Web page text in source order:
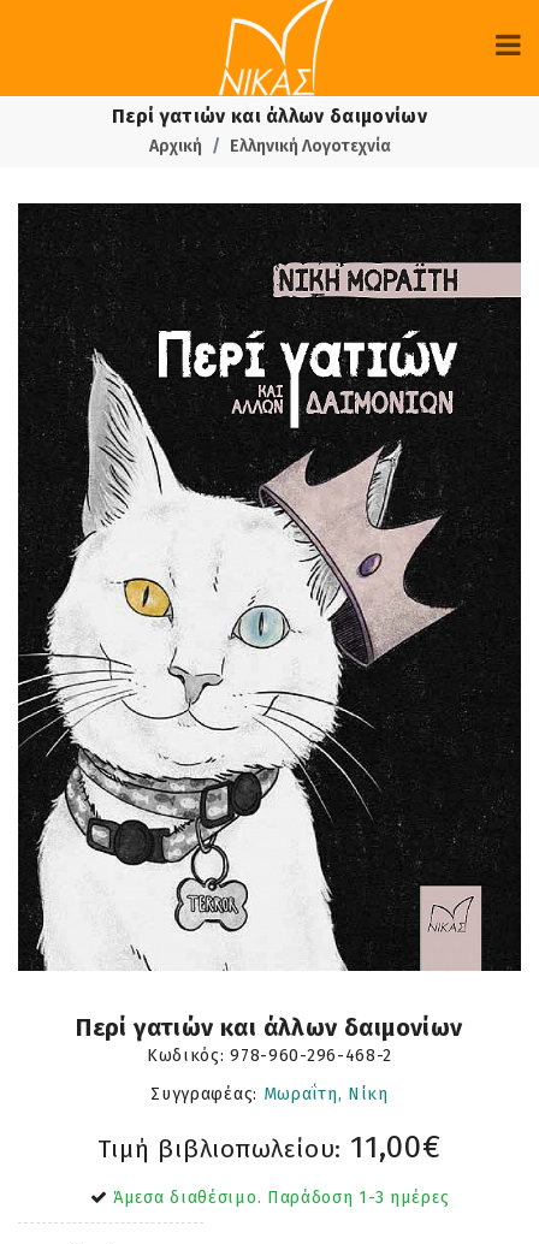
Περί γατιών και άλλων δαιμονίων
Αρχική Ελληνική Λογοτεχνία
Περί γατιών και άλλων δαιμονίων
Κωδικός:978-960-296-468-2
Συγγραφέας: Μωραΐτη, Νίκη
Τιμή βιβλιοπωλείου: 11,00€
Άμεσα διαθέσιμο. Παράδοση 1-3 ημέρες